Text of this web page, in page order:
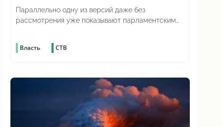
Параллельно одну из версий даже без
рассмотрения уже показывают парламентским
Власть СТВ